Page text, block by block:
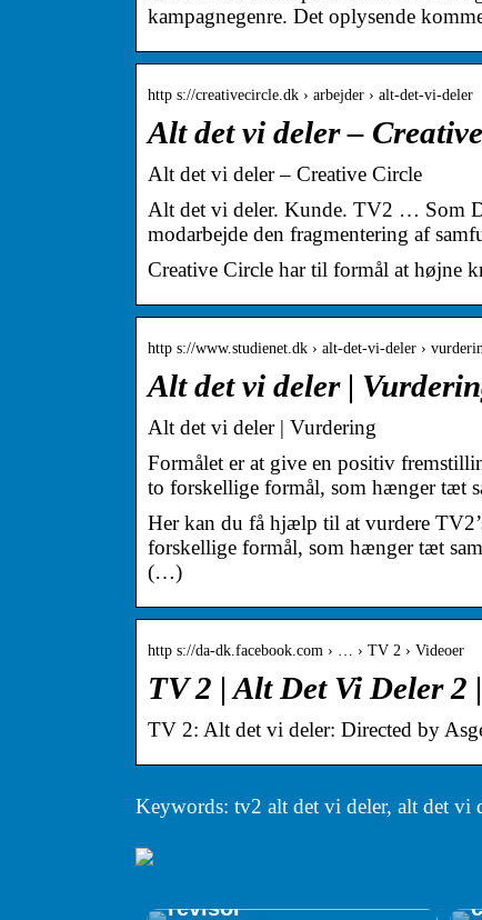
kampagnegenre. Det oplysende
http s://creativecircle.dk › arbejder › alt-det-vi-deler
Alt det vi deler –
Alt det vi deler – Creative Circle
Alt det vi deler. Kunde. TV2 … Som
modarbejde den fragmentering af
Creative Circle har til formål at højne
http s://www.studienet.dk › alt-det-vi-deler ›
Alt det vi deler |
Alt det vi deler | Vurdering
Formålet er at give en positiv
to forskellige formål, som hænger tæt
Her kan du få hjælp til at vurdere
forskellige formål, som hænger tæt
(…)
http s://da-dk.facebook.com › … › TV 2 › Videoer
TV 2 | Alt Det Vi Deler
TV 2: Alt det vi deler: Directed by
Keywords: tv2 alt det vi deler, alt det vi
revisor